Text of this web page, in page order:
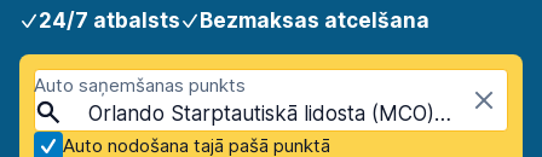
24/7 atbalsts Bezmaksas atcelšana
Auto saņemšanas punkts
Orlando Starptautiskā lidosta (MCO), Orlando, ASV - Florida
Auto nodošana tajā pašā punktā